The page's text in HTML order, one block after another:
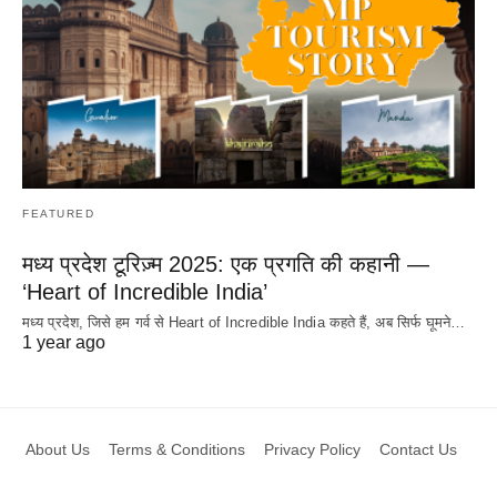
FEATURED
मध्य प्रदेश टूरिज़्म 2025: एक प्रगति की कहानी —
‘Heart of Incredible India’
मध्य प्रदेश, जिसे हम गर्व से Heart of Incredible India कहते हैं, अब सिर्फ घूमने…
1 year ago
About Us Terms & Conditions Privacy Policy Contact Us